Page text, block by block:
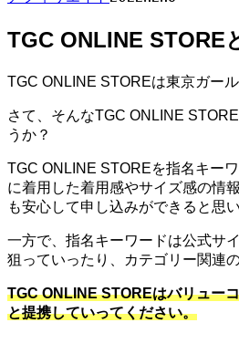
TGC ONLINE STORE
TGC ONLINE STOREは東京ガー
さて、そんなTGC ONLINE
うか？
TGC ONLINE STOREを指名キー
に着用した着用感やサイズ感の情
も安心して申し込みができると思
一方で、指名キーワードは公式サ
狙っていったり、カテゴリー関連
TGC ONLINE STOREはバリュー
と提携していってください。